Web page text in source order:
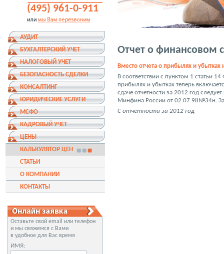
(495) 961-0-911
АУДИТ
БУХГАЛТЕРСКИЙ УЧЕТ
НАЛОГОВЫЙ УЧЕТ
БЕЗОПАСНОСТЬ СДЕЛКИ
КОНСАЛТИНГ
ЮРИДИЧЕСКИЕ УСЛУГИ
МСФО
КАДРОВЫЙ УЧЕТ
ЦЕНЫ
КАЛЬКУЛЯТОР ЦЕН
СТАТЬИ
О КОМПАНИИ
КОНТАКТЫ
Оставьте свой email или телефон
и мы свяжемся с Вами
в удобное для Вас время
ИМЯ:
Отчет о финансовом
Вместо отчета о прибылях и убытках
В соответствии с пунктом 1 статьи
прибылях и убытках теперь
сдаче отчетности за 2012 год
Минфина России от 02.07.98№34н.
С отчетности за 2012 год